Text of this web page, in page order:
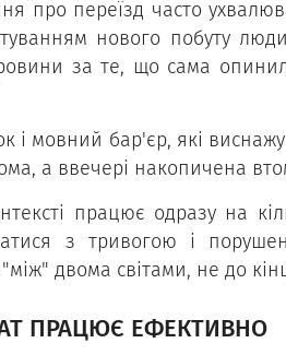
про переїзд часто
нового побуту
за те, що сама
і мовний бар'єр, які
а ввечері накопичена
працює одразу на
з тривогою і
двома світами, не до
ПРАЦЮЄ ЕФЕКТИВНО